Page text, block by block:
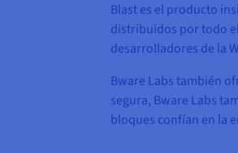
Blast es el producto
distribuidos por todo
desarrolladores de la
Bware Labs también
segura, Bware Labs
bloques confían en la